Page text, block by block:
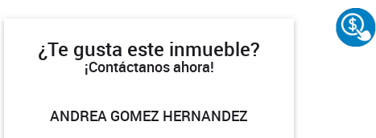
¿Te gusta este inmueble?
¡Contáctanos ahora!
ANDREA GOMEZ HERNANDEZ